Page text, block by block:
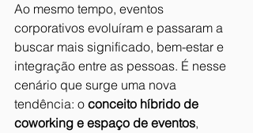
Ao mesmo tempo, eventos
corporativos evoluíram e passaram a
buscar mais significado, bem-estar e
integração entre as pessoas. É nesse
cenário que surge uma nova
tendência: o conceito híbrido de
coworking e espaço de eventos,